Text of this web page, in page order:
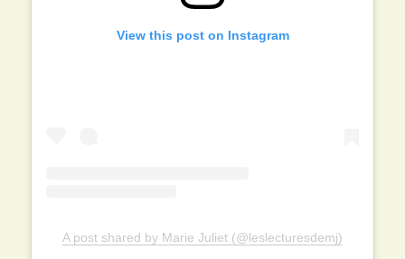
View this post on Instagram
A post shared by Marie Juliet (@leslecturesdemj)